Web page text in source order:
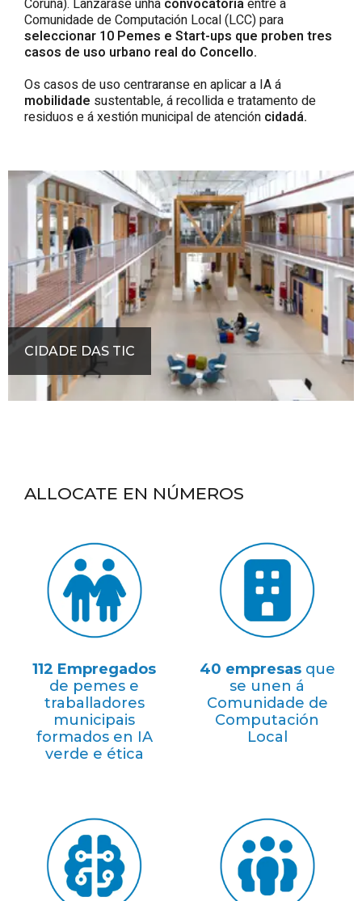
Comunidade de Computación Local (LCC) para
seleccionar 10 Pemes e Start-ups que proben tres
casos de uso urbano real do Concello.
Os casos de uso centraranse en aplicar a IA á
mobilidade sustentable, á recollida e tratamento de
residuos e á xestión municipal de atención cidadá.
CIDADE DAS TIC
ALLOCATE EN NÚMEROS
112 Empregados
de pemes e
traballadores
municipais
formados en IA
verde e ética
40 empresasque
se unen á
Comunidade de
Computación
Local